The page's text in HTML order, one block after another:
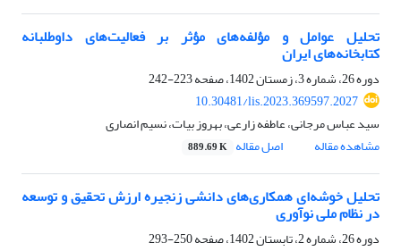
تحلیل عوامل و مؤلفه‌های مؤثر بر فعالیت‌های داوطلبانه
کتابخانه‌های ایران
دوره 26، شماره 3، زمستان 1402، صفحه
223-242
10.30481/lis.2023.369597.2027
سید عباس مرجانی، عاطفه زارعی، بهروز بیات، نسیم انصاری
مشاهده مقاله
اصل مقاله 889.69 K
تحلیل خوشه‌ای همکاری‌های دانشی زنجیره ارزش تحقیق و توسعه
در نظام ملی نوآوری
دوره 26، شماره 2، تابستان 1402، صفحه
250-293